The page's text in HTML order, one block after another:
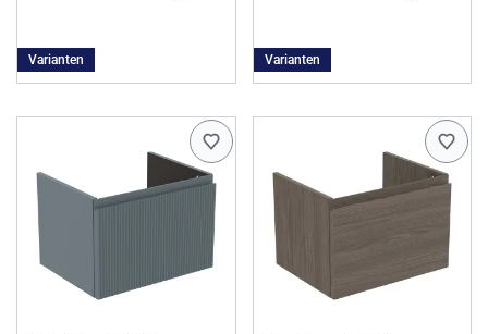
Varianten Varianten